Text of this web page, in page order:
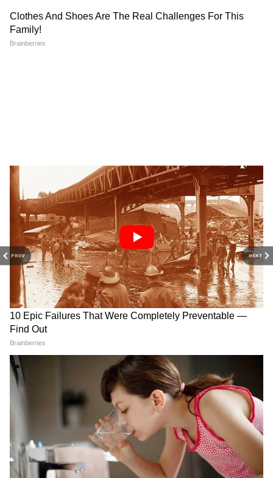
PREV NEXT
Related Articles
শুধু অন্নপূর্ণা ভাণ্ডার নয়, চালু হবে আরও ছয় সরকারি
প্রকল্প, সুবিধা মিলবে কবে থেকে?
Government Schemes for Women: অন্নপূর্ণা
যোজনা ছাড়া এই ৭ সরকারি প্রকল্প থেকেও সুবিধা
পেতে পারেন মহিলারা